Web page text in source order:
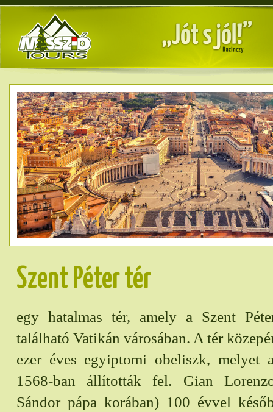
Szent Péter tér
egy hatalmas tér, amely a Szent
található Vatikán városában. A tér
ezer éves egyiptomi obeliszk, melyet
1568-ban állították fel. Gian
Sándor pápa korában) 100 évvel